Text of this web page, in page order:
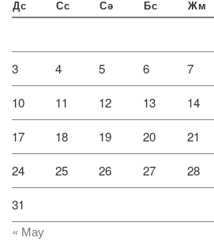
Дс Сс Сә Бс Жм
3 4 5 6 7
10 11 12 13 14
17 18 19 20 21
24 25 26 27 28
31
« Мау